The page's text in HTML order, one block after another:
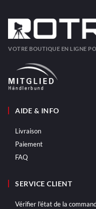
VOTRE BOUTIQUE EN LIGNE
AIDE & INFO
Livraison
Paiement
FAQ
SERVICE CLIENT
Vérifier l'état de la